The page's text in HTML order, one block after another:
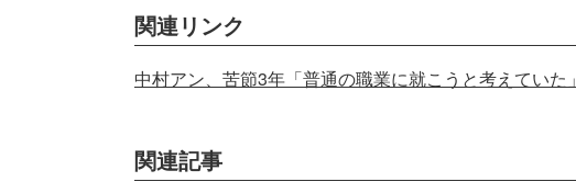
関連リンク
中村アン、苦節3年「普通の職業に就こうと考えていた」
関連記事